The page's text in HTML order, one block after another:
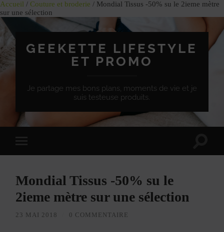
Accueil / Couture et broderie / Mondial Tissus -50% su le 2ieme mètre
sur une sélection
GEEKETTE LIFESTYLE
ET PROMO
Je partage mes bons plans, moments de vie et je
suis testeuse produits.
à
mobile
Mondial Tissus -50% su le
2ieme mètre sur une sélection
23 MAI 2018 0 COMMENTAIRE